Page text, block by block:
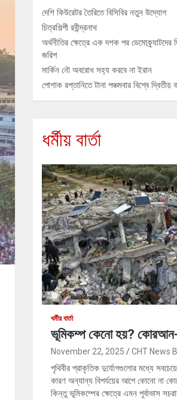
দেশি কিউরেটর তৈরিতে বিসিবির নতুন উদ্যোগ
চিত্রশিল্পী রবীন্দ্রনাথ
অর্থনীতির ক্ষেত্রে এক দশক পর ডেমোক্র্যাটদের
জরিপ
মার্কিন নৌ অবরোধ সহ্য করবে না ইরান
পোশাক রপ্তানিতে টানা পঞ্চমবার বিশ্বে দ্বিতীয়
ধর্মীয় বার্তা
ধর্মীয় বার্তা
ভূমিকম্প কেনো হয়? কোরআন-
November 22, 2025 CHT News
পৃথিবীর প্রাকৃতিক দুর্যোগগুলোর মধ্যে
কারণ অন্যান্য বিপর্যয়ের আগে কোনো না
কিন্তু ভূমিকম্পের ক্ষেত্রে এমন পূর্বাভাস